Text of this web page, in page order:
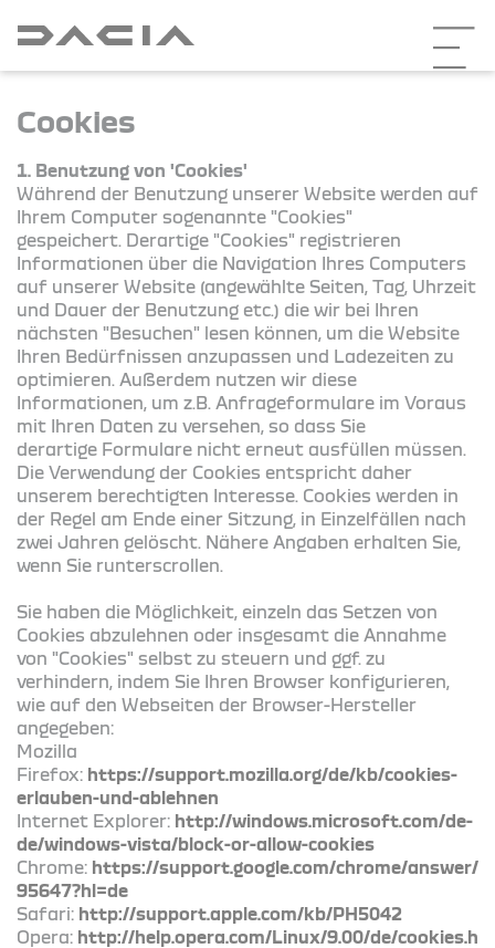
Cookies
1. Benutzung von 'Cookies'
Während der Benutzung unserer Website werden auf
Ihrem Computer sogenannte "Cookies"
gespeichert. Derartige "Cookies" registrieren
Informationen über die Navigation Ihres Computers
auf unserer Website (angewählte Seiten, Tag, Uhrzeit
und Dauer der Benutzung etc.) die wir bei Ihren
nächsten "Besuchen" lesen können, um die Website
Ihren Bedürfnissen anzupassen und Ladezeiten zu
optimieren. Außerdem nutzen wir diese
Informationen, um z.B. Anfrageformulare im Voraus
mit Ihren Daten zu versehen, so dass Sie
derartige Formulare nicht erneut ausfüllen müssen.
Die Verwendung der Cookies entspricht daher
unserem berechtigten Interesse. Cookies werden in
der Regel am Ende einer Sitzung, in Einzelfällen nach
zwei Jahren gelöscht. Nähere Angaben erhalten Sie,
wenn Sie runterscrollen.
Sie haben die Möglichkeit, einzeln das Setzen von
Cookies abzulehnen oder insgesamt die Annahme
von "Cookies" selbst zu steuern und ggf. zu
verhindern, indem Sie Ihren Browser konfigurieren,
wie auf den Webseiten der Browser-Hersteller
angegeben:
Mozilla
Firefox: https://support.mozilla.org/de/kb/cookies-
erlauben-und-ablehnen
Internet Explorer: http://windows.microsoft.com/de-
de/windows-vista/block-or-allow-cookies
Chrome: https://support.google.com/chrome/answer/
95647?hl=de
Safari: http://support.apple.com/kb/PH5042
Opera: http://help.opera.com/Linux/9.00/de/cookies.h